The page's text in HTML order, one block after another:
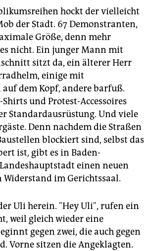
hockt der vielleicht
der Stadt. 67 Demonstranten,
Größe, denn mehr
nicht. Ein junger Mann mit
sitzt da, ein älterer Herr
einige mit
dem Kopf, andere barfuß.
und Protest-Accessoires
Standardausrüstung. Und viele
Denn nachdem die Straßen
blockiert sind, selbst das
ist, gibt es in Baden-
einen neuen
Widerstand im Gerichtssaal.
Uli herein. "Hey Uli", rufen ein
weil gleich wieder eine
gegen zwei, die auch gegen
Vorne sitzen die Angeklagten.